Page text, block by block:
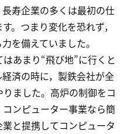
寿企業の多くは最初の仕
。つまり変化を恐れず，
を備えていました。
あまり“飛び地”に行くと
済の時に，製鉄会社が全
ました。高炉の制御をコ
ンピューター事業なら簡
と提携してコンピュータ